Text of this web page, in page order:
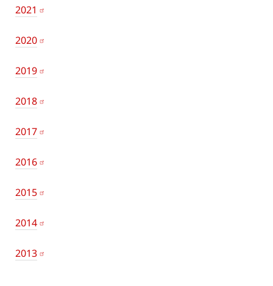
2021
2020
2019
2018
2017
2016
2015
2014
2013